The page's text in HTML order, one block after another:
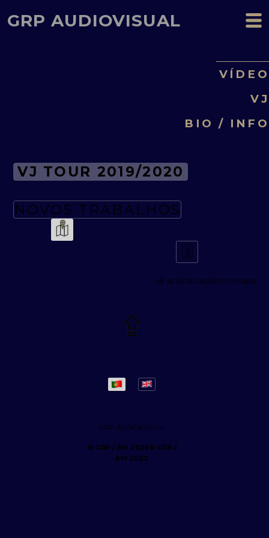
GRP AUDIOVISUAL
VÍDEO
VJ
BIO / INFO
VJ TOUR 2019/2020
NOVOS TRABALHOS
vê as localizações no mapa
GRP AUDIOVISUAL
© GRP /
AVI 2022